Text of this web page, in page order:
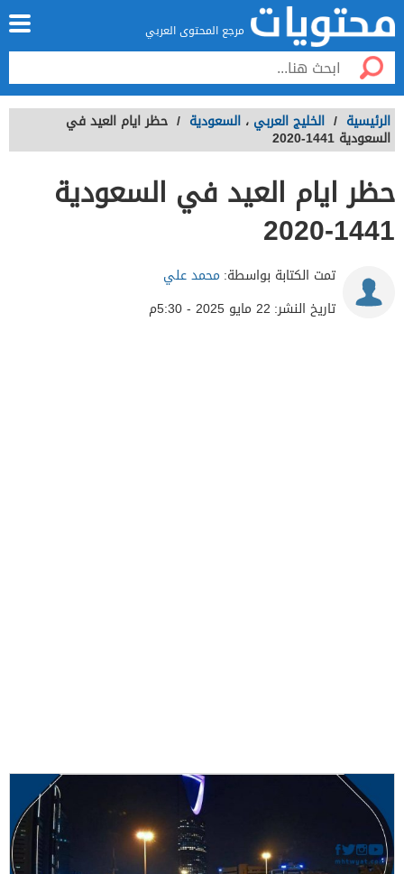
مرجع المحتوى العربي
الرئيسية / الخليج العربي ، السعودية / حظر ايام العيد في
السعودية 1441-2020
حظر ايام العيد في السعودية
1441-2020
تمت الكتابة بواسطة: محمد علي
تاريخ النشر: 22 مايو 2025 - 5:30م